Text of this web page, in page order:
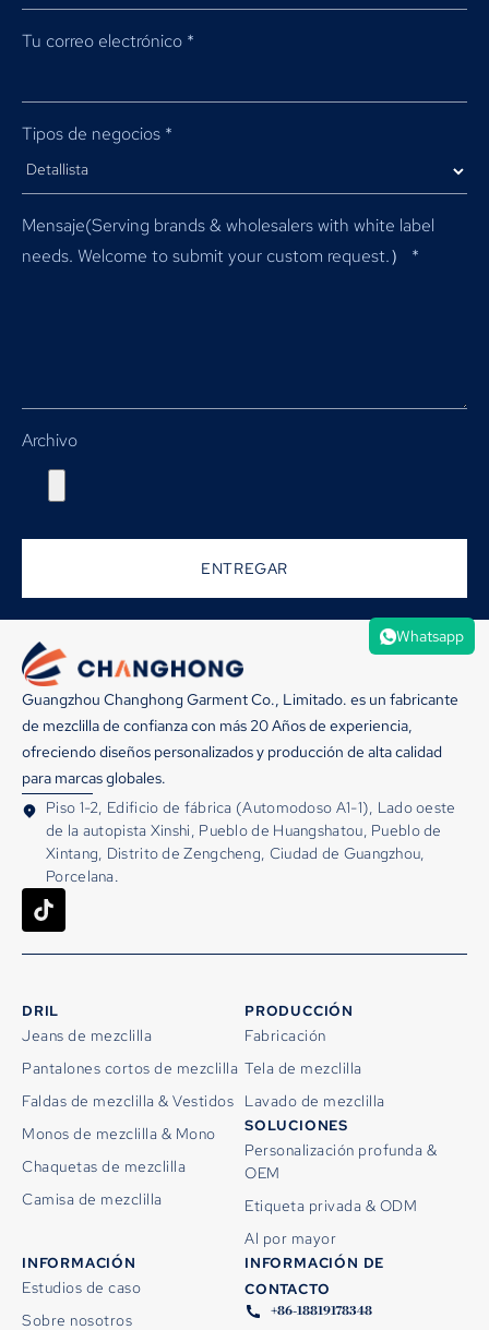
Tu correo electrónico *
Tipos de negocios *
Mensaje(Serving brands & wholesalers with white label
needs. Welcome to submit your custom request.） *
Archivo
ENTREGAR
Guangzhou Changhong Garment Co., Limitado. es un fabricante
de mezclilla de confianza con más 20 Años de experiencia,
ofreciendo diseños personalizados y producción de alta calidad
para marcas globales.
Piso 1-2, Edificio de fábrica (Automodoso A1-1), Lado oeste
de la autopista Xinshi, Pueblo de Huangshatou, Pueblo de
Xintang, Distrito de Zengcheng, Ciudad de Guangzhou,
Porcelana.
DRIL
Jeans de mezclilla
Pantalones cortos de mezclilla
Faldas de mezclilla & Vestidos
Monos de mezclilla & Mono
Chaquetas de mezclilla
Camisa de mezclilla
PRODUCCIÓN
Fabricación
Tela de mezclilla
Lavado de mezclilla
SOLUCIONES
Personalización profunda &
OEM
Etiqueta privada & ODM
Al por mayor
INFORMACIÓN
Estudios de caso
Sobre nosotros
INFORMACIÓN DE
CONTACTO
+86-18819178348
Whatsapp